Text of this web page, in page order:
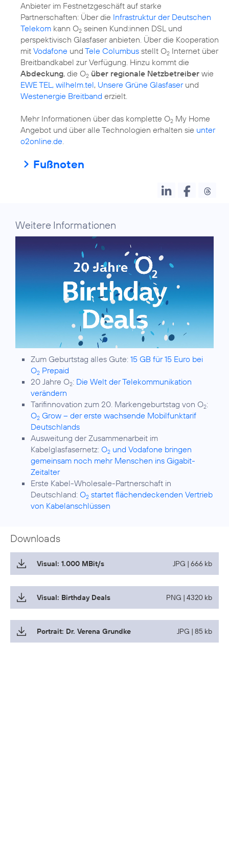
Anbieter im Festnetzgeschäft auf starke
Partnerschaften: Über die Infrastruktur der Deutschen
Telekom kann O2 seinen Kund:innen DSL und
perspektivisch Glasfaser anbieten. Über die Kooperation
mit Vodafone und Tele Columbus stellt O2 Internet über
Breitbandkabel zur Verfügung. Hinzu kommt die
Abdeckung, die O2 über regionale Netzbetreiber wie
EWE TEL, wilhelm.tel, Unsere Grüne Glasfaserund
Westenergie Breitband erzielt.
Mehr Informationen über das komplette O2 My Home
Angebot und über alle Technologien erhalten sie unter
o2online.de.
Fußnoten
Weitere Informationen
Zum Geburtstag alles Gute: 15 GB für 15 Euro bei
O2 Prepaid
20 Jahre O2: Die Welt der Telekommunikation
verändern
Tarifinnovation zum 20. Markengeburtstag von O2:
O2 Grow – der erste wachsende Mobilfunktarif
Deutschlands
Ausweitung der Zusammenarbeit im
Kabelglasfasernetz: O2 und Vodafone bringen
gemeinsam noch mehr Menschen ins Gigabit-
Zeitalter
Erste Kabel-Wholesale-Partnerschaft in
Deutschland: O2 startet flächendeckenden Vertrieb
von Kabelanschlüssen
Downloads
Visual: 1.000 MBit/s JPG | 666 kb
Visual: Birthday Deals PNG | 4320 kb
Portrait: Dr. Verena Grundke JPG | 85 kb